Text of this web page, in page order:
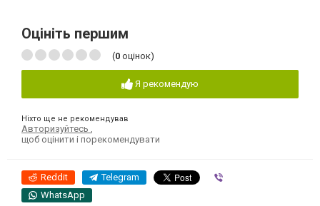
Оцініть першим
(0 оцінок)
Я рекомендую
Ніхто ще не рекомендував
Авторизуйтесь ,
щоб оцінити і порекомендувати
Reddit Telegram
WhatsApp